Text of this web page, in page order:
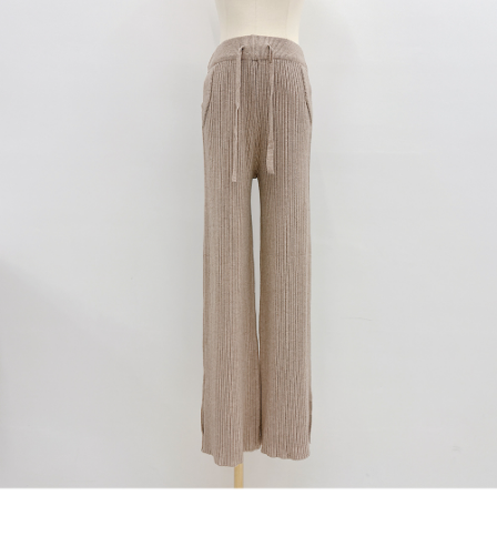
1. Perkhidmatan ini disediakan oleh "Taiwan Mobile Co., Ltd." untuk
membolehkan pengguna membeli produk atau perkhidmatan melalui
perkhidmatan ini semasa transaksi, dan kedai akan menyerahkan hak
tuntutan harga jual/beli ansuran kepada syarikat ini untuk membayar bil
menggunakan bil syarikat ini.
2. Berdasarkan tujuan kontrak persetujuan pembayaran menggunakan
"Pembayaran Ansuran Gogo", kedai akan memberikan maklumat peribadi
anda (termasuk nama, telefon atau alamat) kepada Taiwan Mobile untuk
pengumpulan, pemprosesan dan penggunaan, untuk pengesahan,
semakan dan pembetulan data yang diperlukan untuk bil ansuran oleh
3. Sila baca syarat perkhidmatan pengguna secara lengkap melalui
pautan berikut: https://oppay.tw/userRule